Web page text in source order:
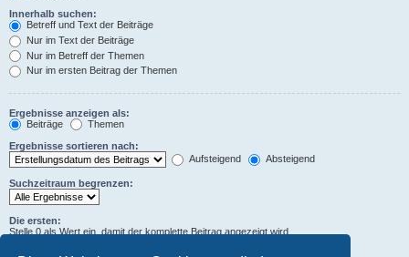
Innerhalb suchen:
Betreff und Text der Beiträge
Nur im Text der Beiträge
Nur im Betreff der Themen
Nur im ersten Beitrag der Themen
Ergebnisse anzeigen als:
Beiträge
Themen
Ergebnisse sortieren nach:
Aufsteigend
Absteigend
Suchzeitraum begrenzen:
Die ersten:
Stelle 0 als Wert ein, damit der komplette Beitrag angezeigt wird.